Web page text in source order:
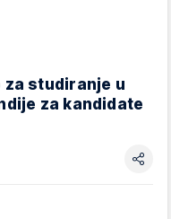
za studiranje u
za kandidate